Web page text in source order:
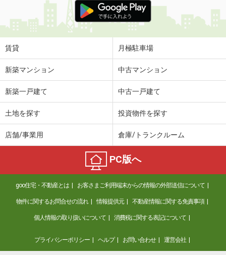
賃貸 月極駐車場
新築マンション 中古マンション
新築一戸建て 中古一戸建て
土地を探す 投資物件を探す
店舗/事業用 倉庫/トランクルーム
PC版へ
goo住宅・不動産とは お客さまご利用端末からの情報の外部送信について
物件に関するお問合せの流れ 情報提供元 不動産情報に関する免責事項
個人情報の取り扱いについて 消費税に関する表記について
プライバシーポリシー ヘルプ お問い合わせ 運営会社